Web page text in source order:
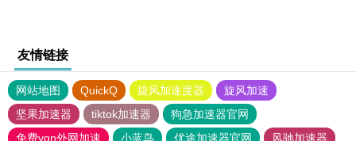
友情链接
网站地图 QuickQ 旋风加速度器
旋风加速
坚果加速器
tiktok加速器
狗急加速器官网
免费vqn外网加速
小蓝鸟 优途加速器官网 风驰加速器